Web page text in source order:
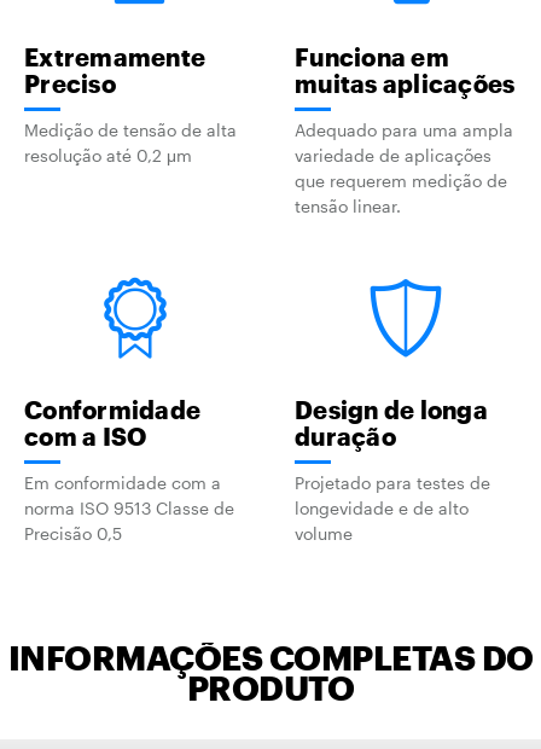
Extremamente
Preciso
Medição de tensão de alta
resolução até 0,2 μm
Funciona em
muitas aplicações
Adequado para uma ampla
variedade de aplicações
que requerem medição de
tensão linear.
Conformidade
com a ISO
Em conformidade com a
norma ISO 9513 Classe de
Precisão 0,5
Design de longa
duração
Projetado para testes de
longevidade e de alto
volume
INFORMAÇÕES COMPLETAS DO
PRODUTO